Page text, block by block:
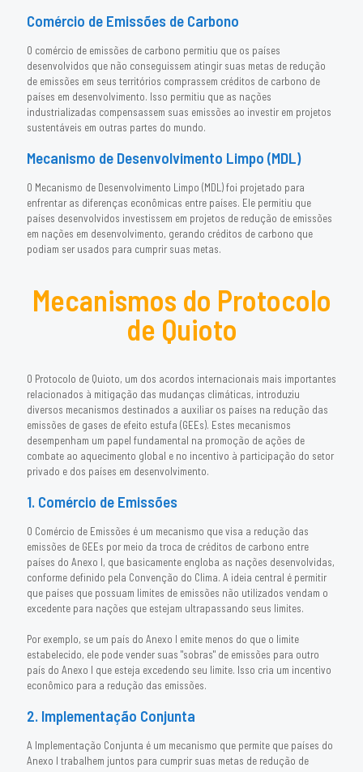
Comércio de Emissões de Carbono
O comércio de emissões de carbono permitiu que os países
desenvolvidos que não conseguissem atingir suas metas de redução
de emissões em seus territórios comprassem créditos de carbono de
países em desenvolvimento. Isso permitiu que as nações
industrializadas compensassem suas emissões ao investir em projetos
sustentáveis em outras partes do mundo.
Mecanismo de Desenvolvimento Limpo (MDL)
O Mecanismo de Desenvolvimento Limpo (MDL) foi projetado para
enfrentar as diferenças econômicas entre países. Ele permitiu que
países desenvolvidos investissem em projetos de redução de emissões
em nações em desenvolvimento, gerando créditos de carbono que
podiam ser usados para cumprir suas metas.
Mecanismos do Protocolo
de Quioto
O Protocolo de Quioto, um dos acordos internacionais mais importantes
relacionados à mitigação das mudanças climáticas, introduziu
diversos mecanismos destinados a auxiliar os países na redução das
emissões de gases de efeito estufa (GEEs). Estes mecanismos
desempenham um papel fundamental na promoção de ações de
combate ao aquecimento global e no incentivo à participação do setor
privado e dos países em desenvolvimento.
1. Comércio de Emissões
O Comércio de Emissões é um mecanismo que visa a redução das
emissões de GEEs por meio da troca de créditos de carbono entre
países do Anexo I, que basicamente engloba as nações desenvolvidas,
conforme definido pela Convenção do Clima. A ideia central é permitir
que países que possuam limites de emissões não utilizados vendam o
excedente para nações que estejam ultrapassando seus limites.
Por exemplo, se um país do Anexo I emite menos do que o limite
estabelecido, ele pode vender suas "sobras" de emissões para outro
país do Anexo I que esteja excedendo seu limite. Isso cria um incentivo
econômico para a redução das emissões.
2. Implementação Conjunta
A Implementação Conjunta é um mecanismo que permite que países do
Anexo I trabalhem juntos para cumprir suas metas de redução de